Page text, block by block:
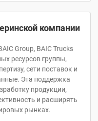
компании
Group, BAIC Trucks
ресурсов группы,
сети поставок и
Эта поддержка
продукции,
и расширять
рынках.